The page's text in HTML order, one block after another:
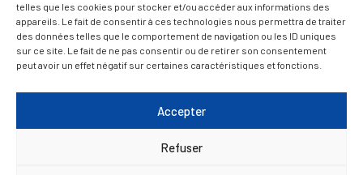
telles que les cookies pour stocker et/ou accéder aux informations des
appareils. Le fait de consentir à ces technologies nous permettra de traiter
des données telles que le comportement de navigation ou les ID uniques
sur ce site. Le fait de ne pas consentir ou de retirer son consentement
peut avoir un effet négatif sur certaines caractéristiques et fonctions.
Accepter
Refuser
ACCÈS RAPIDE
Travaux
Marchés publics
Urbanisme